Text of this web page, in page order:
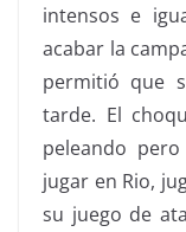
intensos e
acabar la
permitió que
tarde. El
peleando
jugar en Rio,
su juego de